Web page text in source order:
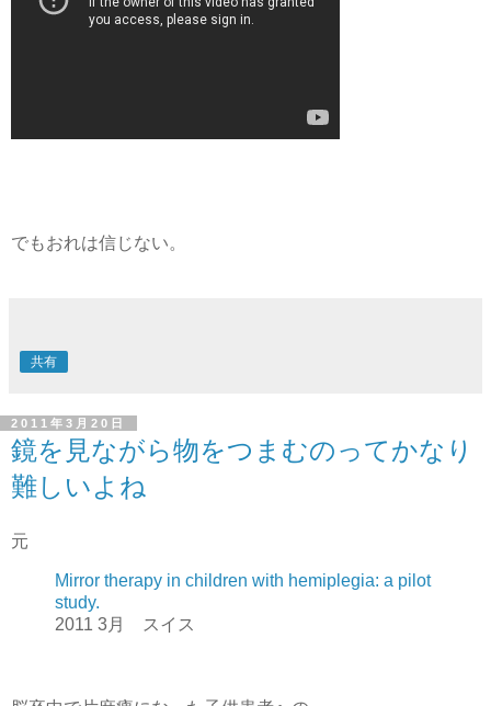
でもおれは信じない。
共有
2011年3月20日
鏡を見ながら物をつまむのってかなり
難しいよね
元
Mirror therapy in children with hemiplegia: a pilot
study.
2011 3月 スイス